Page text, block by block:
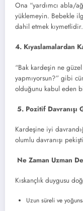
Ona “yardımcı abla/
yüklemeyin. Bebekle
dahil etmek kıymetlidir.
4. Kıyaslamalardan
“Bak kardeşin ne
yapmıyorsun?” gibi
olduğunu kabul eden
5. Pozitif Davranışı
Kardeşine iyi
olumlu davranışı
Ne Zaman Uzman
Kıskançlık duygusu
Uzun süreli ve